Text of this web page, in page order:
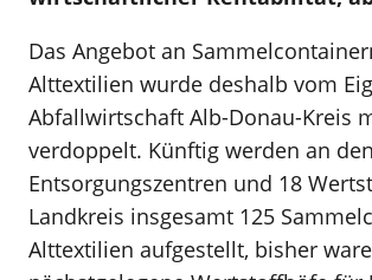
Das Angebot an
Alttextilien wurde deshalb vom
Abfallwirtschaft Alb-Donau-Kreis
verdoppelt. Künftig werden an
Entsorgungszentren und 18
Landkreis insgesamt 125
Alttextilien aufgestellt, bisher